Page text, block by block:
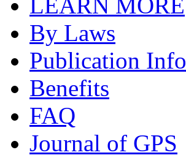
By Laws
Publication Info
Benefits
FAQ
Journal of GPS